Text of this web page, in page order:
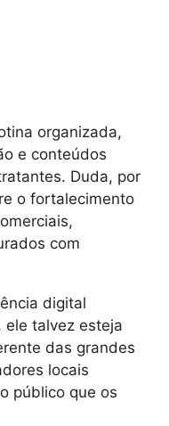
organizada,
e conteúdos
Duda, por
o fortalecimento
com
digital
ele talvez esteja
das grandes
locais
público que os